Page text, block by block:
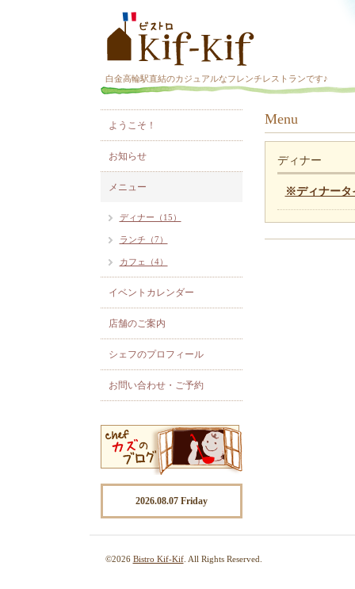
白金高輪駅直結のカジュアルなフレンチレストランです♪
Menuメニュー
ディナー
※ディナータ
ようこそ！
お知らせ
メニュー
ディナー（15）
ランチ（7）
カフェ（4）
イベントカレンダー
店舗のご案内
シェフのプロフィール
お問い合わせ・ご予約
2026.08.07 Friday
©2026 Bistro Kif-Kif. All Rights Reserved.